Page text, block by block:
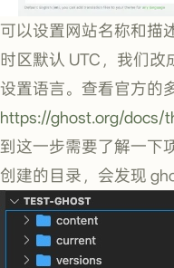
可以设置网站名称和描
时区默认 UTC，我们改
设置语言。查看官方的
https://ghost.org/docs/
到这一步需要了解一下
创建的目录，会发现